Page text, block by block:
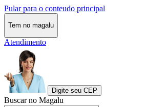
Pular para o conteudo principal
Tem no magalu
Atendimento
Digite seu CEP
Buscar no Magalu